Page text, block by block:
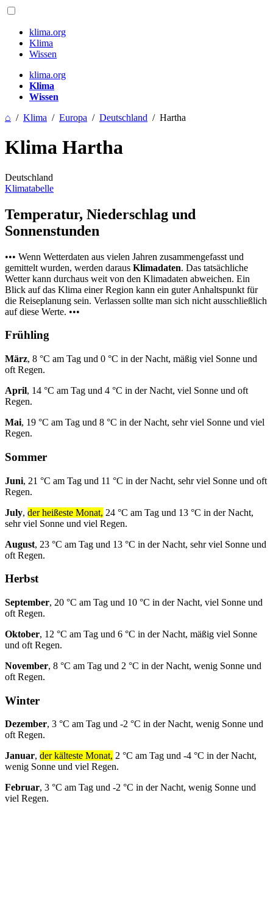
klima.org
Klima
Wissen
klima.org
Klima
Wissen
⌂ / Klima / Europa / Deutschland / Hartha
Klima Hartha
Deutschland
Klimatabelle
Temperatur, Niederschlag und
Sonnenstunden
••• Wenn Wetterdaten aus vielen Jahren zusammengefasst und
gemittelt wurden, werden daraus Klimadaten. Das tatsächliche
Wetter kann durchaus weit von den Klimadaten abweichen. Ein
Blick auf das Klima einer Region kann ein guter Anhaltspunkt für
die Reiseplanung sein. Verlassen sollte man sich nicht ausschließlich
auf diese Werte. •••
Frühling
März, 8 °C am Tag und 0 °C in der Nacht, mäßig viel Sonne und
oft Regen.
April, 14 °C am Tag und 4 °C in der Nacht, viel Sonne und oft
Regen.
Mai, 19 °C am Tag und 8 °C in der Nacht, sehr viel Sonne und viel
Regen.
Sommer
Juni, 21 °C am Tag und 11 °C in der Nacht, sehr viel Sonne und oft
Regen.
July, der heißeste Monat, 24 °C am Tag und 13 °C in der Nacht,
sehr viel Sonne und viel Regen.
August, 23 °C am Tag und 13 °C in der Nacht, sehr viel Sonne und
oft Regen.
Herbst
September, 20 °C am Tag und 10 °C in der Nacht, viel Sonne und
oft Regen.
Oktober, 12 °C am Tag und 6 °C in der Nacht, mäßig viel Sonne
und oft Regen.
November, 8 °C am Tag und 2 °C in der Nacht, wenig Sonne und
oft Regen.
Winter
Dezember, 3 °C am Tag und -2 °C in der Nacht, wenig Sonne und
oft Regen.
Januar, der kälteste Monat, 2 °C am Tag und -4 °C in der Nacht,
wenig Sonne und viel Regen.
Februar, 3 °C am Tag und -2 °C in der Nacht, wenig Sonne und
viel Regen.